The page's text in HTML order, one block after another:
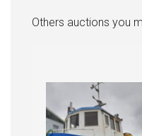
Materiale:
Design: Marin Design.
Others auctions you